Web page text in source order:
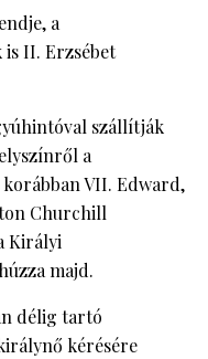
a
is II. Erzsébet
szállítják
a
VII. Edward,
Churchill
Királyi
majd.
délig tartó
kérésére